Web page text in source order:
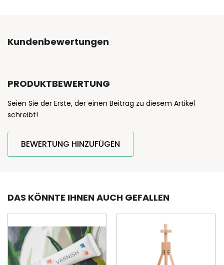
Kundenbewertungen
PRODUKTBEWERTUNG
Seien Sie der Erste, der einen Beitrag zu diesem Artikel
schreibt!
BEWERTUNG HINZUFÜGEN
DAS KÖNNTE IHNEN AUCH GEFALLEN